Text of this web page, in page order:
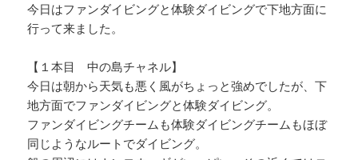
今日はファンダイビングと体験ダイビングで下地方面に
行って来ました。
【１本目 中の島チャネル】
今日は朝から天気も悪く風がちょっと強めでしたが、下
地方面でファンダイビングと体験ダイビング。
ファンダイビングチームも体験ダイビングチームもほぼ
同じようなルートでダイビング。